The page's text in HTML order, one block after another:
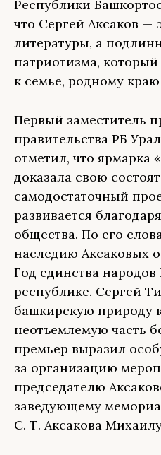
Республики
что Сергей Аксаков —
литературы, а
патриотизма,
к семье, родному
Первый заместитель
правительства РБ
отметил, что ярмарка
доказала свою
самодостаточный
развивается
общества. По его
наследию Аксаковых
Год единства
республике. Сергей
башкирскую природу
неотъемлемую часть
премьер выразил
за организацию
председателю
заведующему
С. Т. Аксакова